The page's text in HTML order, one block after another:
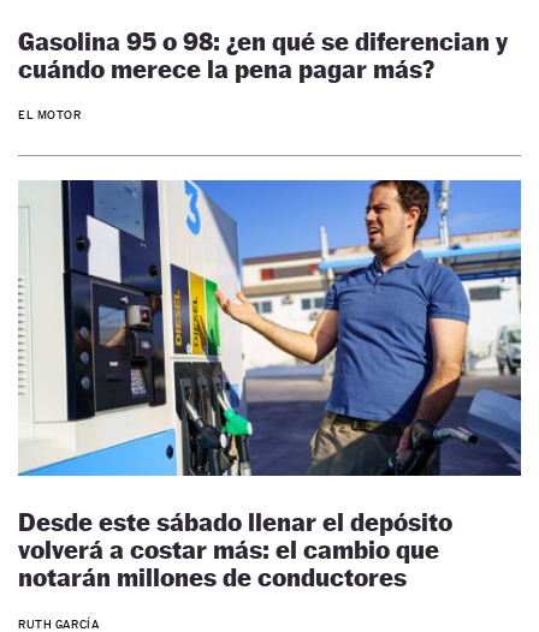
Gasolina 95 o 98: ¿en qué se diferencian y
cuándo merece la pena pagar más?
EL MOTOR
Desde este sábado llenar el depósito
volverá a costar más: el cambio que
notarán millones de conductores
RUTH GARCÍA